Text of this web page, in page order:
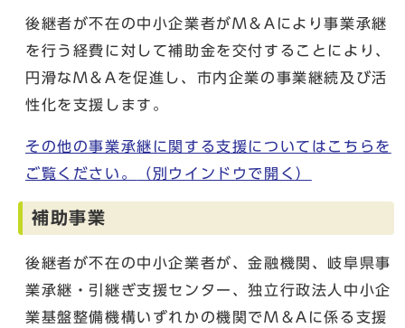
後継者が不在の中小企業者がM＆Aにより事業承継
を行う経費に対して補助金を交付することにより、
円滑なM＆Aを促進し、市内企業の事業継続及び活
性化を支援します。
その他の事業承継に関する支援についてはこちらを
ご覧ください。
（別ウインドウで開く）
補助事業
後継者が不在の中小企業者が、金融機関、岐阜県事
業承継・引継ぎ支援センター、独立行政法人中小企
業基盤整備機構いずれかの機関でM＆Aに係る支援